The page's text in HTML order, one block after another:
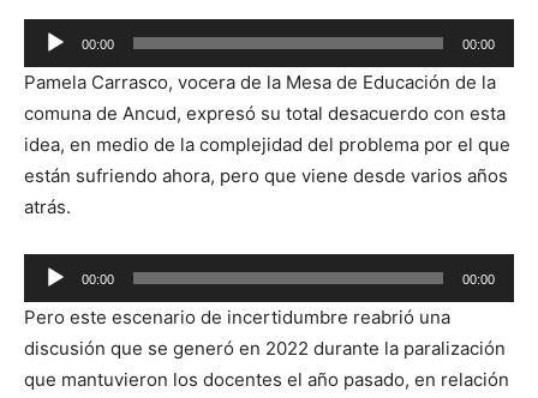
Reproductor
de
audio
00:00 00:00
Pamela Carrasco, vocera de la Mesa de Educación de la
comuna de Ancud, expresó su total desacuerdo con esta
idea, en medio de la complejidad del problema por el que
están sufriendo ahora, pero que viene desde varios años
atrás.
Reproductor
de
audio
00:00 00:00
Pero este escenario de incertidumbre reabrió una
discusión que se generó en 2022 durante la paralización
que mantuvieron los docentes el año pasado, en relación